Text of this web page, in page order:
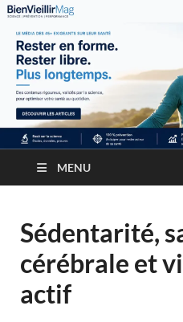
MENU
Sédentarité,
cérébrale et
actif